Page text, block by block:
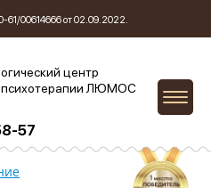
00614666 от 02.09.2022.
центр
психотерапии ЛЮМОС
57